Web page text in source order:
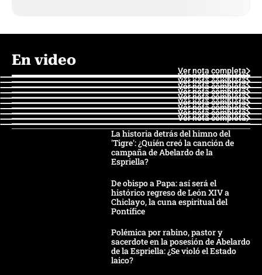
En video
Ver nota completa
Ver nota completa
Ver nota completa
Ver nota completa
Ver nota completa
Ver nota completa
Ver nota completa
Ver nota completa
Ver nota completa
Ver nota completa
La historia detrás del himno del
'Tigre': ¿Quién creó la canción de
campaña de Abelardo de la
Espriella?
De obispo a Papa: así será el
histórico regreso de León XIV a
Chiclayo, la cuna espiritual del
Pontífice
Polémica por rabino, pastor y
sacerdote en la posesión de Abelardo
de la Espriella: ¿Se violó el Estado
laico?